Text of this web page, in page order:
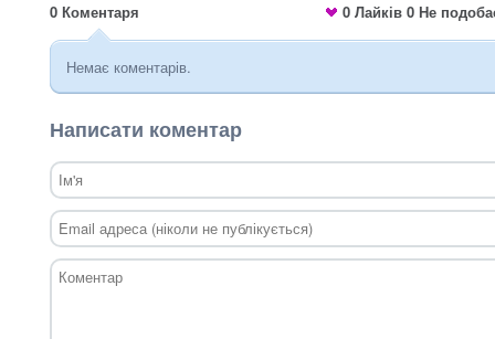
0 Лайків 0 Не
0 Коментаря
Немає коментарів.
Написати коментар